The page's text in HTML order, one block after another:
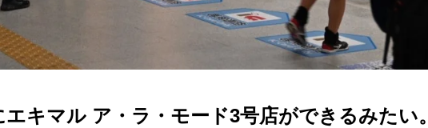
キマル ア・ラ・モード3号店ができるみたい。